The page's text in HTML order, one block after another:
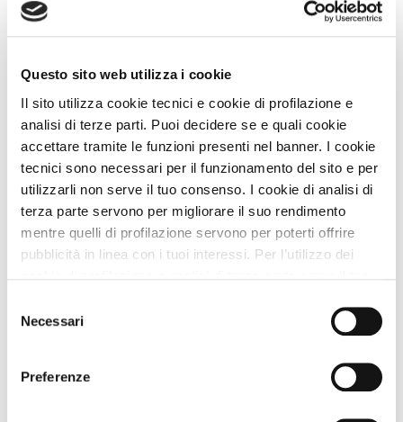
Questo sito web utilizza i cookie
Il sito utilizza cookie tecnici e cookie di profilazione e
analisi di terze parti. Puoi decidere se e quali cookie
accettare tramite le funzioni presenti nel banner. I cookie
tecnici sono necessari per il funzionamento del sito e per
utilizzarli non serve il tuo consenso. I cookie di analisi di
terza parte servono per migliorare il suo rendimento
mentre quelli di profilazione servono per poterti offrire
pubblicità in linea con i tuoi interessi. Per l’utilizzo dei
senza accettare” verranno installati solo i cookie tecnici.
Cliccando il pulsante “Accetta tutto” acconsenti all’utilizzo
di tutti i cookie. Cliccando il pulsante “mostra dettagli”
troverai le varie categorie di cookie e potrai accettare o
delNecessari
Preferenze
Bed and Breakfast
Il Picchio
Mergozzo (Verbano-Cusio-Ossola) Piemonte
Servizi Speciali A DOG:
Ideale Per: